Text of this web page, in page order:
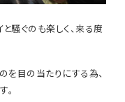
騒ぐのも楽しく、来る度
を目の当たりにする為、
。